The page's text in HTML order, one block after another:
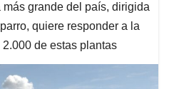
grande del país, dirigida
quiere responder a la
de estas plantas